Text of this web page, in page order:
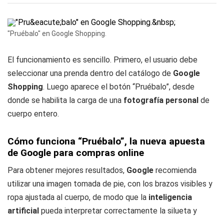
"Pruébalo" en Google Shopping.
El funcionamiento es sencillo. Primero, el usuario debe
seleccionar una prenda dentro del catálogo de Google
Shopping. Luego aparece el botón “Pruébalo”, desde
donde se habilita la carga de una fotografía personal de
cuerpo entero.
Cómo funciona “Pruébalo”, la nueva apuesta
de Google para compras online
Para obtener mejores resultados, Google recomienda
utilizar una imagen tomada de pie, con los brazos visibles y
ropa ajustada al cuerpo, de modo que la inteligencia
artificial pueda interpretar correctamente la silueta y